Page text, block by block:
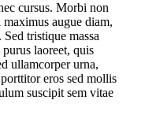
cursus. Morbi non
augue diam,
tristique massa
laoreet, quis
ullamcorper urna,
eros sed mollis
suscipit sem vitae